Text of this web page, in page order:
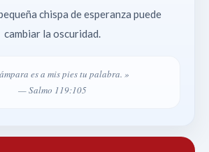
chispa de esperanza puede
cambiar la oscuridad.
es a mis pies tu palabra. »
— Salmo 119:105